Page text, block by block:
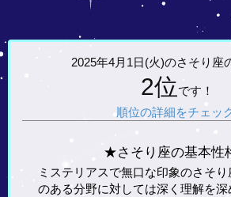
2025年4月1日(火)のさそり座
2位です！
順位の詳細をチェッ
★さそり座の基本
ミステリアスで無口な印象のさそ
のある分野に対しては深く理解を深